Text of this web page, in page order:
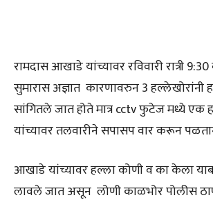
रामदास आखाडे यांच्यावर रविवारी रात्री
सुमारास अज्ञात कारणावरुन 3 हल्लेखोरांनी
सांगितले जात होते मात्र cctv फुटेज मध्ये
यांच्यावर तलवारीने सपासप वार करून
आखाडे यांच्यावर हल्ला कोणी व का केला
लावले जात असून लोणी काळभोर पोलीस